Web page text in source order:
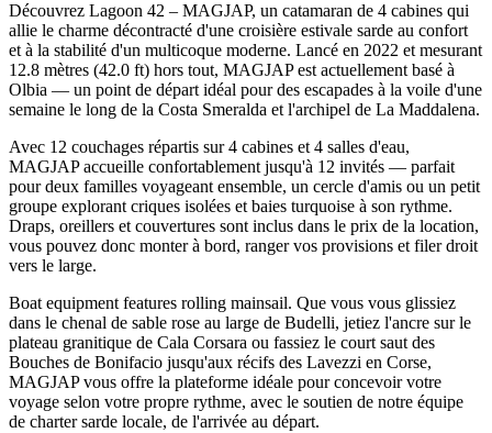
Découvrez Lagoon 42 – MAGJAP, un catamaran de 4 cabines qui
allie le charme décontracté d'une croisière estivale sarde au confort
et à la stabilité d'un multicoque moderne. Lancé en 2022 et mesurant
12.8 mètres (42.0 ft) hors tout, MAGJAP est actuellement basé à
Olbia — un point de départ idéal pour des escapades à la voile d'une
semaine le long de la Costa Smeralda et l'archipel de La Maddalena.
Avec 12 couchages répartis sur 4 cabines et 4 salles d'eau,
MAGJAP accueille confortablement jusqu'à 12 invités — parfait
pour deux familles voyageant ensemble, un cercle d'amis ou un petit
groupe explorant criques isolées et baies turquoise à son rythme.
Draps, oreillers et couvertures sont inclus dans le prix de la location,
vous pouvez donc monter à bord, ranger vos provisions et filer droit
vers le large.
Boat equipment features rolling mainsail. Que vous vous glissiez
dans le chenal de sable rose au large de Budelli, jetiez l'ancre sur le
plateau granitique de Cala Corsara ou fassiez le court saut des
Bouches de Bonifacio jusqu'aux récifs des Lavezzi en Corse,
MAGJAP vous offre la plateforme idéale pour concevoir votre
voyage selon votre propre rythme, avec le soutien de notre équipe
de charter sarde locale, de l'arrivée au départ.